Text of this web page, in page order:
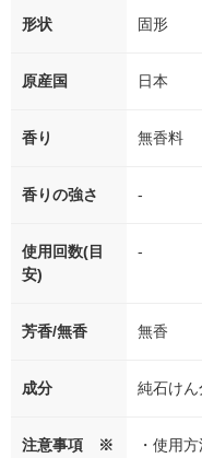
形状 固形
原産国 日本
香り 無香料
香りの強さ -
使用回数(目
安)
-
芳香/無香 無香
成分 純石けん
注意事項 ※
・使用